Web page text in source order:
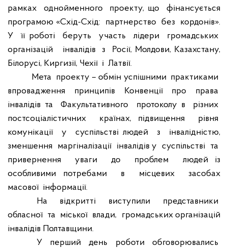
рамках
однойменного проекту, що
фінансується
програмою «Схід-Схід:
партнерство без
кордонів».
У
її роботі беруть участь лідери
громадських
організацій
інвалідів з
Росії, Молдови, Казахстану,
Білорусі, Киргизії, Чехії і Латвії.
Мета проекту – обмін успішними практиками
впровадження
принципів Конвенції про
права
інвалідів та
Факультативного протоколу в
різних
постсоціалістичних
країнах, підвищення
рівня
комунікації
у суспільстві людей з
інвалідністю,
зменшення
маргіналізації інвалідів у суспільстві
та
привернення
уваги до проблем
людей із
особливими потребами
в місцевих
засобах
масової інформації.
На
відкритті виступили
представники
обласної та міської влади,
громадських організацій
інвалідів Полтавщини.
У
перший день роботи
обговорювались